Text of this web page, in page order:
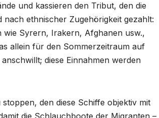
und kassieren den Tribut, den die
ethnischer Zugehörigkeit gezahlt:
wie Syrern, Irakern, Afghanen usw.,
allein für den Sommerzeitraum auf
diese Einnahmen werden
den diese Schiffe objektiv mit